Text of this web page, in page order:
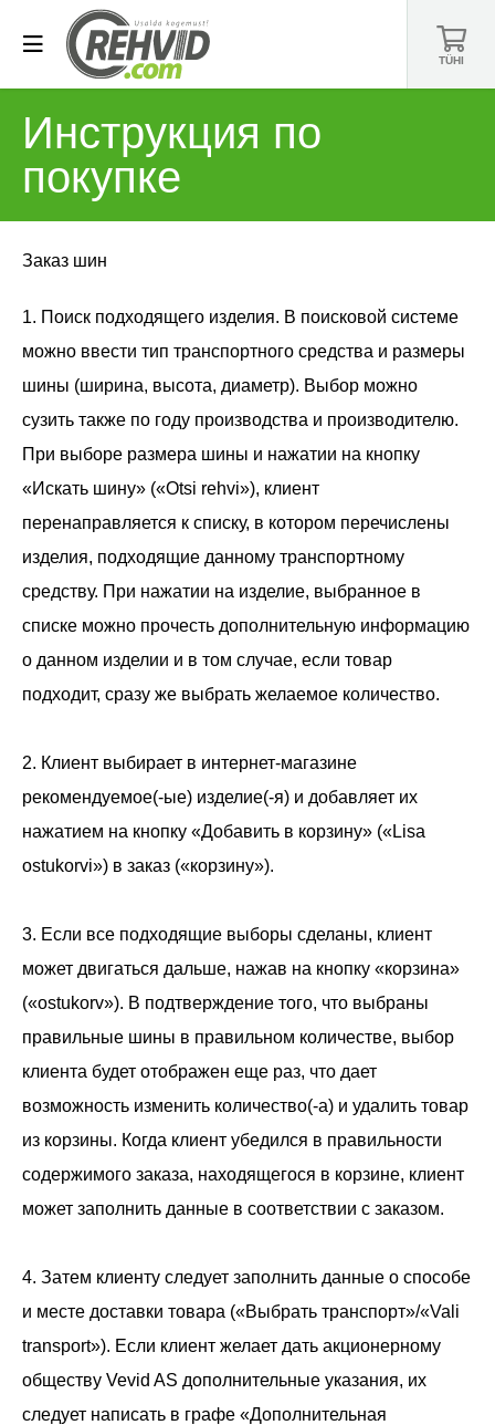
TÜHI
Инструкция по
покупке
Заказ шин
1. Поиск подходящего изделия. В поисковой системе
можно ввести тип транспортного средства и размеры
шины (ширина, высота, диаметр). Выбор можно
сузить также по году производства и производителю.
При выборе размера шины и нажатии на кнопку
«Искать шину» («Otsi rehvi»), клиент
перенаправляется к списку, в котором перечислены
изделия, подходящие данному транспортному
средству. При нажатии на изделие, выбранное в
списке можно прочесть дополнительную информацию
о данном изделии и в том случае, если товар
подходит, сразу же выбрать желаемое количество.
2. Клиент выбирает в интернет-магазине
рекомендуемое(-ые) изделие(-я) и добавляет их
нажатием на кнопку «Добавить в корзину» («Lisa
ostukorvi») в заказ («корзину»).
3. Если все подходящие выборы сделаны, клиент
может двигаться дальше, нажав на кнопку «корзина»
(«ostukorv»). В подтверждение того, что выбраны
правильные шины в правильном количестве, выбор
клиента будет отображен еще раз, что дает
возможность изменить количество(-а) и удалить товар
из корзины. Когда клиент убедился в правильности
содержимого заказа, находящегося в корзине, клиент
может заполнить данные в соответствии с заказом.
4. Затем клиенту следует заполнить данные о способе
и месте доставки товара («Выбрать транспорт»/«Vali
transport»). Если клиент желает дать акционерному
обществу Vevid AS дополнительные указания, их
следует написать в графе «Дополнительная